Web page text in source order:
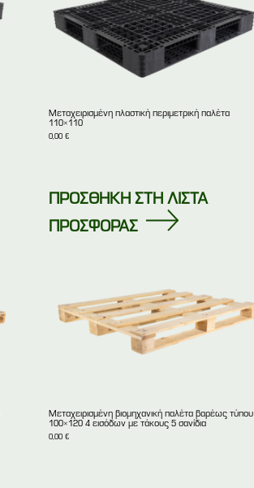
Mεταχειρισμένη πλαστική περιμετρική παλέτα
110×110
0,00 €
ΠΡΟΣΘΗΚΗ ΣΤΗ ΛΙΣΤΑ
ΠΡΟΣΦΟΡΑΣ
Μεταχειρισμένη βιομηχανική παλέτα βαρέως τύπου
100×120 4 εισόδων με τάκους 5 σανίδια
0,00 €